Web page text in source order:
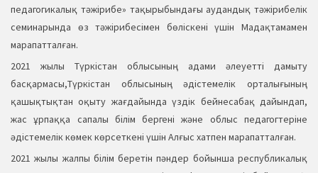
педагогикалық тәжірибе» тақырыбындағы аудандық тәжірибелік
семинарында өз тәжірибесімен бөліскені үшін Мадақтамамен
марапатталған.
2021 жылы Түркістан облысының адами әлеуетті дамыту
басқармасы,Түркістан облысының әдістемелік орталығының
қашықтықтан оқыту жағдайында үздік бейнесабақ дайындап,
жас ұрпаққа сапалы білім бергені және облыс педагогтеріне
әдістемелік көмек көрсеткені үшін Алғыс хатпен марапатталған.
2021 жылы жалпы білім беретін пәндер бойынша республикалық